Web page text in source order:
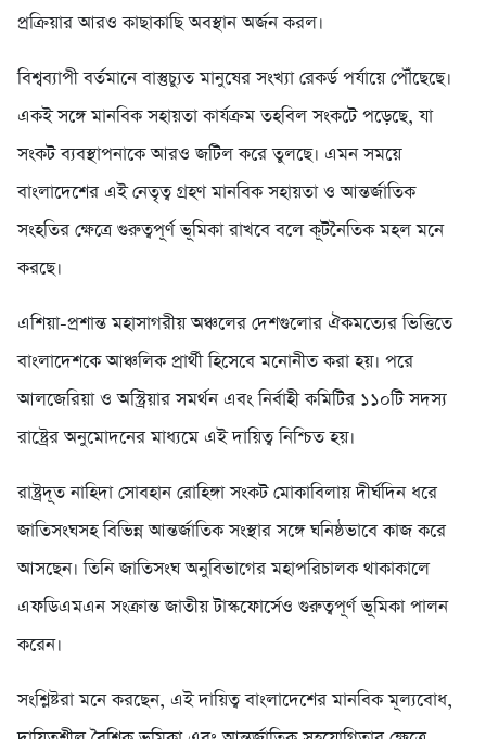
প্রক্রিয়ার আরও কাছাকাছি অবস্থান অর্জন করল।
বিশ্বব্যাপী বর্তমানে বাস্তুচ্যুত মানুষের সংখ্যা রেকর্ড পর্যায়ে পৌঁছেছে।
একই সঙ্গে মানবিক সহায়তা কার্যক্রম তহবিল সংকটে পড়েছে, যা
সংকট ব্যবস্থাপনাকে আরও জটিল করে তুলছে। এমন সময়ে
বাংলাদেশের এই নেতৃত্ব গ্রহণ মানবিক সহায়তা ও আন্তর্জাতিক
সংহতির ক্ষেত্রে গুরুত্বপূর্ণ ভূমিকা রাখবে বলে কূটনৈতিক মহল মনে
করছে।
এশিয়া-প্রশান্ত মহাসাগরীয় অঞ্চলের দেশগুলোর ঐকমত্যের ভিত্তিতে
বাংলাদেশকে আঞ্চলিক প্রার্থী হিসেবে মনোনীত করা হয়। পরে
আলজেরিয়া ও অস্ট্রিয়ার সমর্থন এবং নির্বাহী কমিটির ১১০টি সদস্য
রাষ্ট্রের অনুমোদনের মাধ্যমে এই দায়িত্ব নিশ্চিত হয়।
রাষ্ট্রদূত নাহিদা সোবহান রোহিঙ্গা সংকট মোকাবিলায় দীর্ঘদিন ধরে
জাতিসংঘসহ বিভিন্ন আন্তর্জাতিক সংস্থার সঙ্গে ঘনিষ্ঠভাবে কাজ করে
আসছেন। তিনি জাতিসংঘ অনুবিভাগের মহাপরিচালক থাকাকালে
এফডিএমএন সংক্রান্ত জাতীয় টাস্কফোর্সেও গুরুত্বপূর্ণ ভূমিকা পালন
করেন।
সংশ্লিষ্টরা মনে করছেন, এই দায়িত্ব বাংলাদেশের মানবিক মূল্যবোধ,